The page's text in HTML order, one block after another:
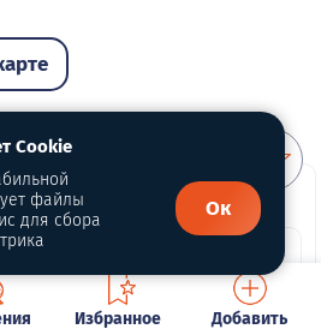
Избранное Добавить
Cookie
файлы
для сбора
Ок